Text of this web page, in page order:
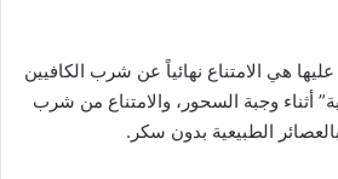
هي الامتناع نهائياً عن شرب الكافيين
أثناء وجبة السحور، والامتناع من شرب
بالعصائر الطبيعية بدون سكر.